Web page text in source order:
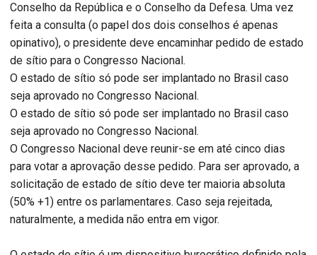
Conselho da República e o Conselho da Defesa. Uma vez
feita a consulta (o papel dos dois conselhos é apenas
opinativo), o presidente deve encaminhar pedido de estado
de sítio para o Congresso Nacional.
O estado de sítio só pode ser implantado no Brasil caso
seja aprovado no Congresso Nacional.
O estado de sítio só pode ser implantado no Brasil caso
seja aprovado no Congresso Nacional.
O Congresso Nacional deve reunir-se em até cinco dias
para votar a aprovação desse pedido. Para ser aprovado, a
solicitação de estado de sítio deve ter maioria absoluta
(50% +1) entre os parlamentares. Caso seja rejeitada,
naturalmente, a medida não entra em vigor.